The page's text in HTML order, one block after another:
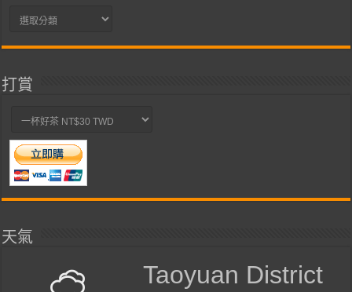
分
打賞
天氣
Taoyuan District